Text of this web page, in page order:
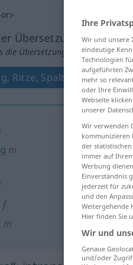
>
Übersetzungen
die Übersetzung anklicken/
Ritze, Spalte, Schlitz
m
f
m
Ihre
Wir und unsere
eindeutige
Technologien
aufgeführten
mehr so
oder Ihre
Webseite
unserer
Wir verwenden
kommunizieren
der
immer auf
Werbung
Einverständnis
jederzeit für
und den
Weitergehende
Hier finden Sie
Wir und
Genaue
und/oder